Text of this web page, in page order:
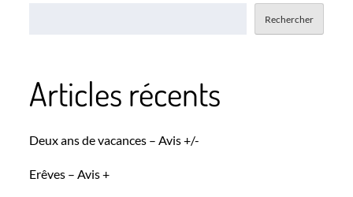
Rechercher
Articles récents
Deux ans de vacances – Avis +/-
Erêves – Avis +